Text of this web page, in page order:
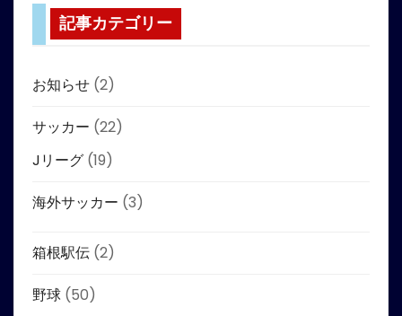
記事カテゴリー
お知らせ (2)
サッカー (22)
Jリーグ (19)
海外サッカー (3)
箱根駅伝 (2)
野球 (50)